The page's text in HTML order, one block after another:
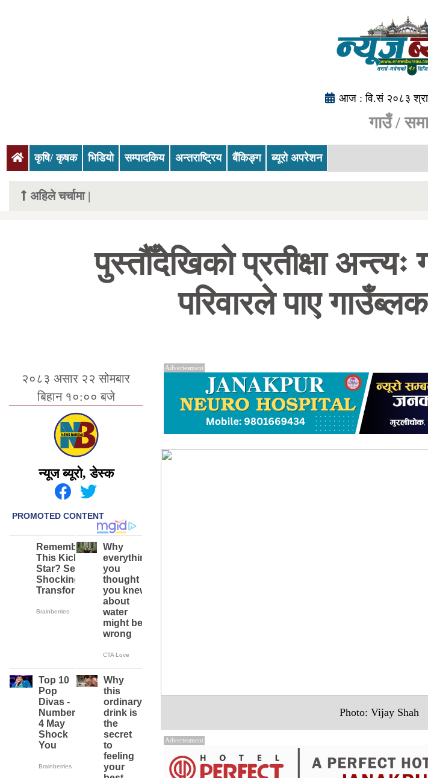
आज : वि.सं २०८३
गाउँ /
(current)
कृषि/ कृषक भिडियो सम्पादकिय अन्तराष्ट्रिय बैंकिङ्ग ब्यूरो अपरेशन
अहिले चर्चामा |
पुस्तौँदेखिको प्रतीक्षा
परिवारले पाए
२०८३ असार २२ सोमबार
बिहान १०:०० बजे
न्यूज ब्यूरो, डेस्क
Advertesment
Photo: Vijay Shah
Advertesment